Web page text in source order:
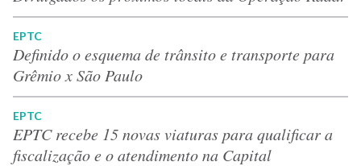
EPTC
Definido o esquema de trânsito e transporte para
Grêmio x São Paulo
EPTC
EPTC recebe 15 novas viaturas para qualificar a
fiscalização e o atendimento na Capital